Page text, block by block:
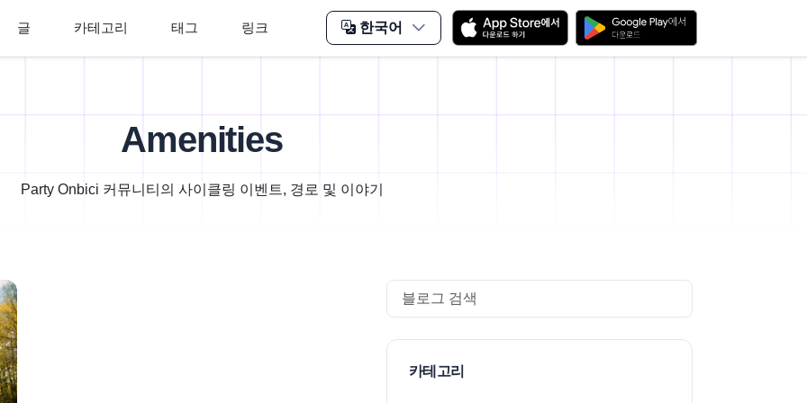
글 카테고리 태그 링크 한국어
Amenities
Party Onbici 커뮤니티의 사이클링 이벤트, 경로 및 이야기
Search
카테고리